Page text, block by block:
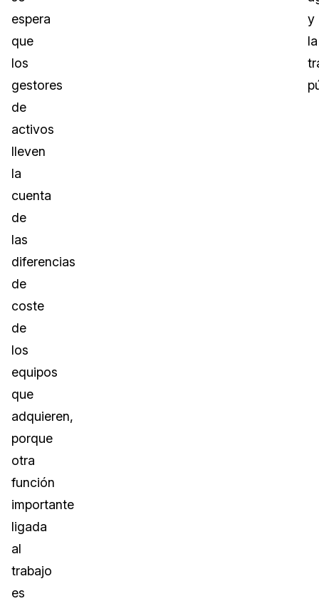
espera
que
los
gestores
de
activos
lleven
la
cuenta
de
las
diferencias
de
coste
de
los
equipos
que
adquieren,
porque
otra
función
importante
ligada
al
trabajo
es
y
la